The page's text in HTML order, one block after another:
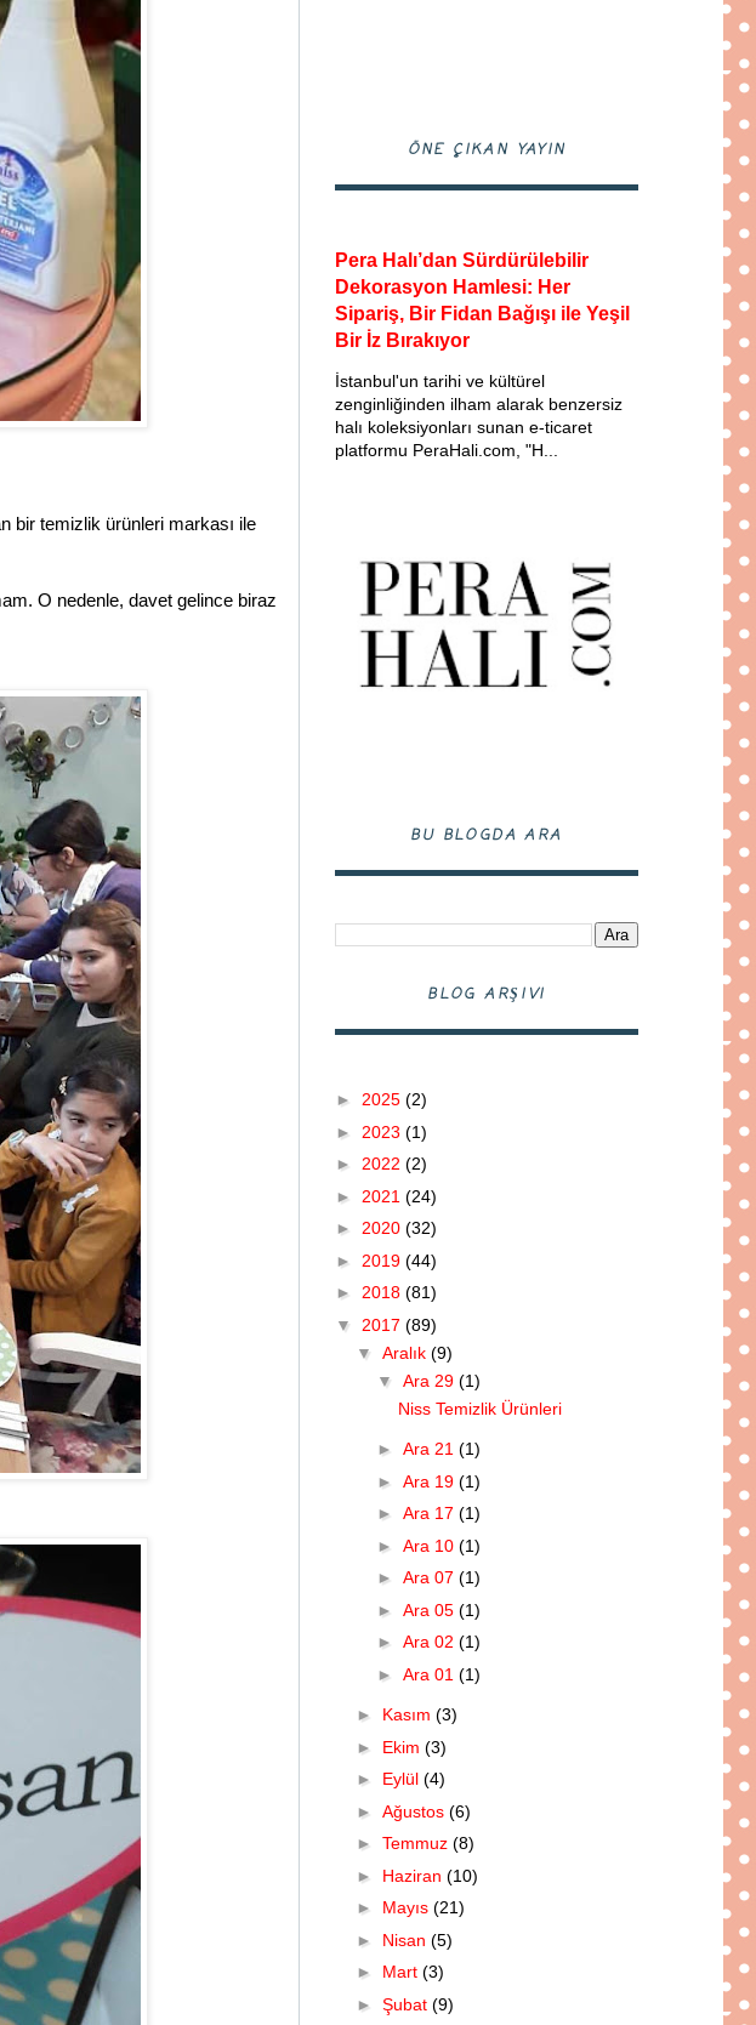
bir temizlik ürünleri markası ile
O nedenle, davet gelince biraz
ÖNE ÇIKAN YAYIN
Pera Halı’dan Sürdürülebilir
Dekorasyon Hamlesi: Her
Sipariş, Bir Fidan Bağışı ile Yeşil
Bir İz Bırakıyor
İstanbul'un tarihi ve kültürel
zenginliğinden ilham alarak benzersiz
halı koleksiyonları sunan e-ticaret
platformu PeraHali.com, "H...
BU BLOGDA ARA
BLOG ARŞIVI
► 2025 (2)
► 2023 (1)
► 2022 (2)
► 2021 (24)
► 2020 (32)
► 2019 (44)
► 2018 (81)
▼ 2017 (89)
▼ Aralık (9)
▼ Ara 29 (1)
Niss Temizlik Ürünleri
► Ara 21 (1)
► Ara 19 (1)
► Ara 17 (1)
► Ara 10 (1)
► Ara 07 (1)
► Ara 05 (1)
► Ara 02 (1)
► Ara 01 (1)
► Kasım (3)
► Ekim (3)
► Eylül (4)
► Ağustos (6)
► Temmuz (8)
► Haziran (10)
► Mayıs (21)
► Nisan (5)
► Mart (3)
► Şubat (9)